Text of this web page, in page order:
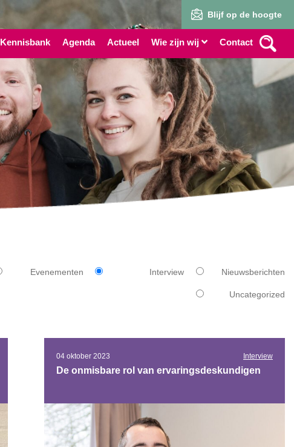
Blijf op de hoogte
Kennisbank Agenda Actueel Wie zijn wij Contact
Evenementen Interview Nieuwsberichten
Uncategorized
04 oktober 2023 Interview
De onmisbare rol van ervaringsdeskundigen